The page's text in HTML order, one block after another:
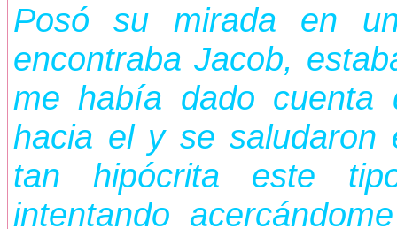
Posó su mirada en
encontraba Jacob,
me había dado cuenta
hacia el y se
tan hipócrita este
intentando